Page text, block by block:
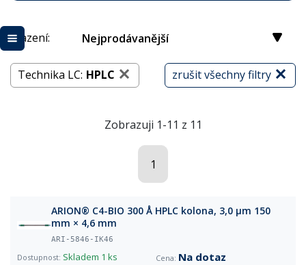
Řazení: Nejprodávanější
zrušit všechny filtry
Technika LC: HPLC
Zobrazuji 1-11 z 11
1
ARION® C4-BIO 300 Å HPLC kolona, 3,0 µm 150
mm × 4,6 mm
ARI-5846-IK46
Skladem 1 ks
Na dotaz